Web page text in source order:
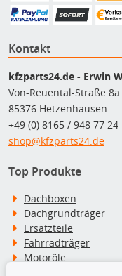
Kontakt
kfzparts24.de - Erwin
Von-Reuental-Straße 8a
85376 Hetzenhausen
+49 (0) 8165 / 948 77 24
shop@kfzparts24.de
Top Produkte
Dachboxen
Dachgrundträger
Ersatzteile
Fahrradträger
Motoröle